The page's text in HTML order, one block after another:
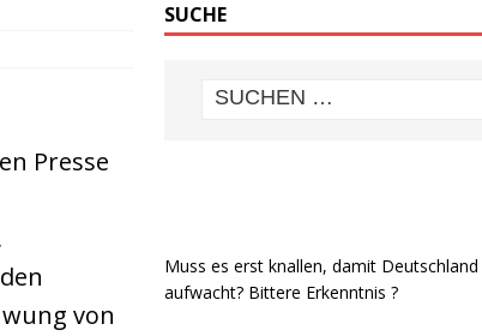
Presse
von
SUCHE
Muss es erst knallen, damit Deutschland
aufwacht? Bittere Erkenntnis ?